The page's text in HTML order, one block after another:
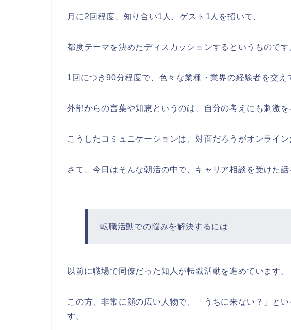
月に2回程度、知り合い1人、ゲスト1人を招いて、
都度テーマを決めたディスカッションするというものです
1回につき90分程度で、色々な業種・業界の経験者を交え
外部からの言葉や知恵というのは、自分の考えにも刺激を
こうしたコミュニケーションは、対面だろうがオンライ
さて、今日はそんな朝活の中で、キャリア相談を受けた話
転職活動での悩みを解決するには
以前に職場で同僚だった知人が転職活動を進めています。
この方、非常に顔の広い人物で、「うちに来ない？」と
す。